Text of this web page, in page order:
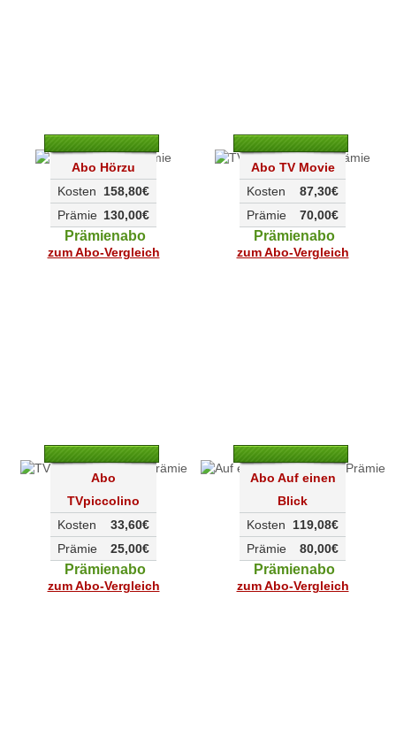
Abo Hörzu
158,80€
Kosten
130,00€
Prämie
Prämienabo
zum Abo-Vergleich
Abo TV Movie
87,30€
Kosten
70,00€
Prämie
Prämienabo
zum Abo-Vergleich
Abo
TVpiccolino
33,60€
Kosten
25,00€
Prämie
Prämienabo
zum Abo-Vergleich
Abo Auf einen
Blick
119,08€
Kosten
80,00€
Prämie
Prämienabo
zum Abo-Vergleich